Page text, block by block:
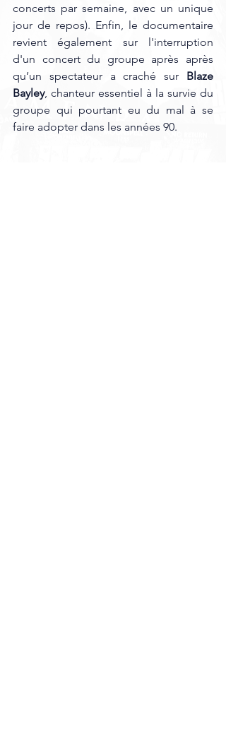
concerts par semaine, avec un unique
jour de repos). Enfin, le documentaire
revient également sur l'interruption
d'un concert du groupe après après
qu’un spectateur a craché sur Blaze
Bayley, chanteur essentiel à la survie du
groupe qui pourtant eu du mal à se
faire adopter dans les années 90.